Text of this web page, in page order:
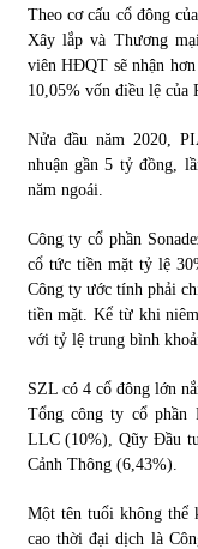
Theo cơ cấu cổ đông
Xây lắp và Thương
viên HÐQT sẽ nhận
10,05% vốn điều lệ của
Nửa đầu năm 2020,
nhuận gần 5 tỷ đồng,
năm ngoái.
Công ty cổ phần
cổ tức tiền mặt tỷ lệ
Công ty ước tính phải
tiền mặt. Kể từ khi
với tỷ lệ trung bình
SZL có 4 cổ đông lớn
Tổng công ty cổ phần
LLC (10%), Qũy Ðầu
Cảnh Thông (6,43%).
Một tên tuổi không thể
cao thời đại dịch là